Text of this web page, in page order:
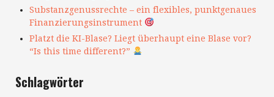
Substanzgenussrechte – ein flexibles, punktgenaues
Finanzierungsinstrument
Platzt die KI-Blase? Liegt überhaupt eine Blase vor?
“Is this time different?”
Schlagwörter